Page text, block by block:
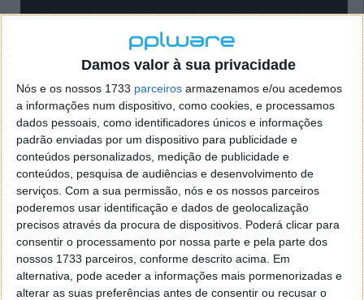
Damos valor à sua privacidade
Nós e os nossos 1733 parceiros armazenamos e/ou acedemos
a informações num dispositivo, como cookies, e processamos
dados pessoais, como identificadores únicos e informações
padrão enviadas por um dispositivo para publicidade e
conteúdos personalizados, medição de publicidade e
conteúdos, pesquisa de audiências e desenvolvimento de
serviços. Com a sua permissão, nós e os nossos parceiros
poderemos usar identificação e dados de geolocalização
precisos através da procura de dispositivos. Poderá clicar para
consentir o processamento por nossa parte e pela parte dos
nossos 1733 parceiros, conforme descrito acima. Em
alternativa, pode aceder a informações mais pormenorizadas e
alterar as suas preferências antes de consentir ou recusar o